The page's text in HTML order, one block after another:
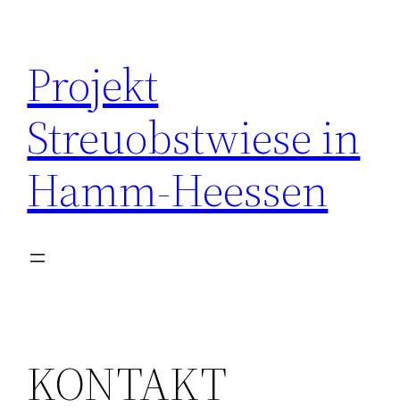
springen
Projekt
Streuobstwiese in
Hamm-Heessen
KONTAKT